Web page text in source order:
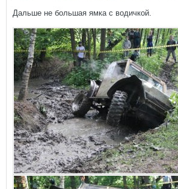
Дальше не большая ямка с водичкой.